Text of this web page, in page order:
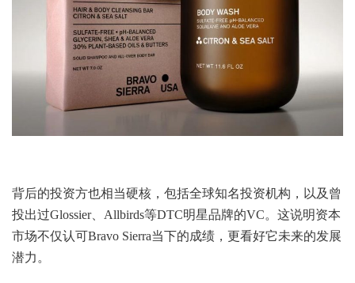
背后的投资方也相当硬核，包括全球知名投资机构，以及曾
投出过Glossier、Allbirds等DTC明星品牌的VC。这说明资本
市场不仅认可Bravo Sierra当下的成绩，更看好它未来的发展
潜力。